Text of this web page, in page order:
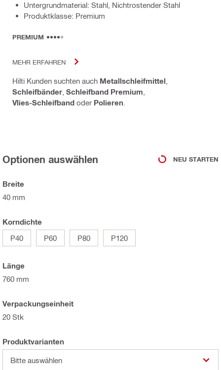
Untergrundmaterial: Stahl, Nichtrostender Stahl
Produktklasse: Premium
PREMIUM
MEHR ERFAHREN
Hilti Kunden suchten auch Metallschleifmittel
Schleifbänder Schleifband Premium
Vlies-Schleifband oder Polieren
Optionen auswählen NEU STARTEN
Breite
40 mm
Korndichte
P40
P60 P80 P120
Länge
760 mm
Verpackungseinheit
20 Stk
Produktvarianten
Bitte auswählen